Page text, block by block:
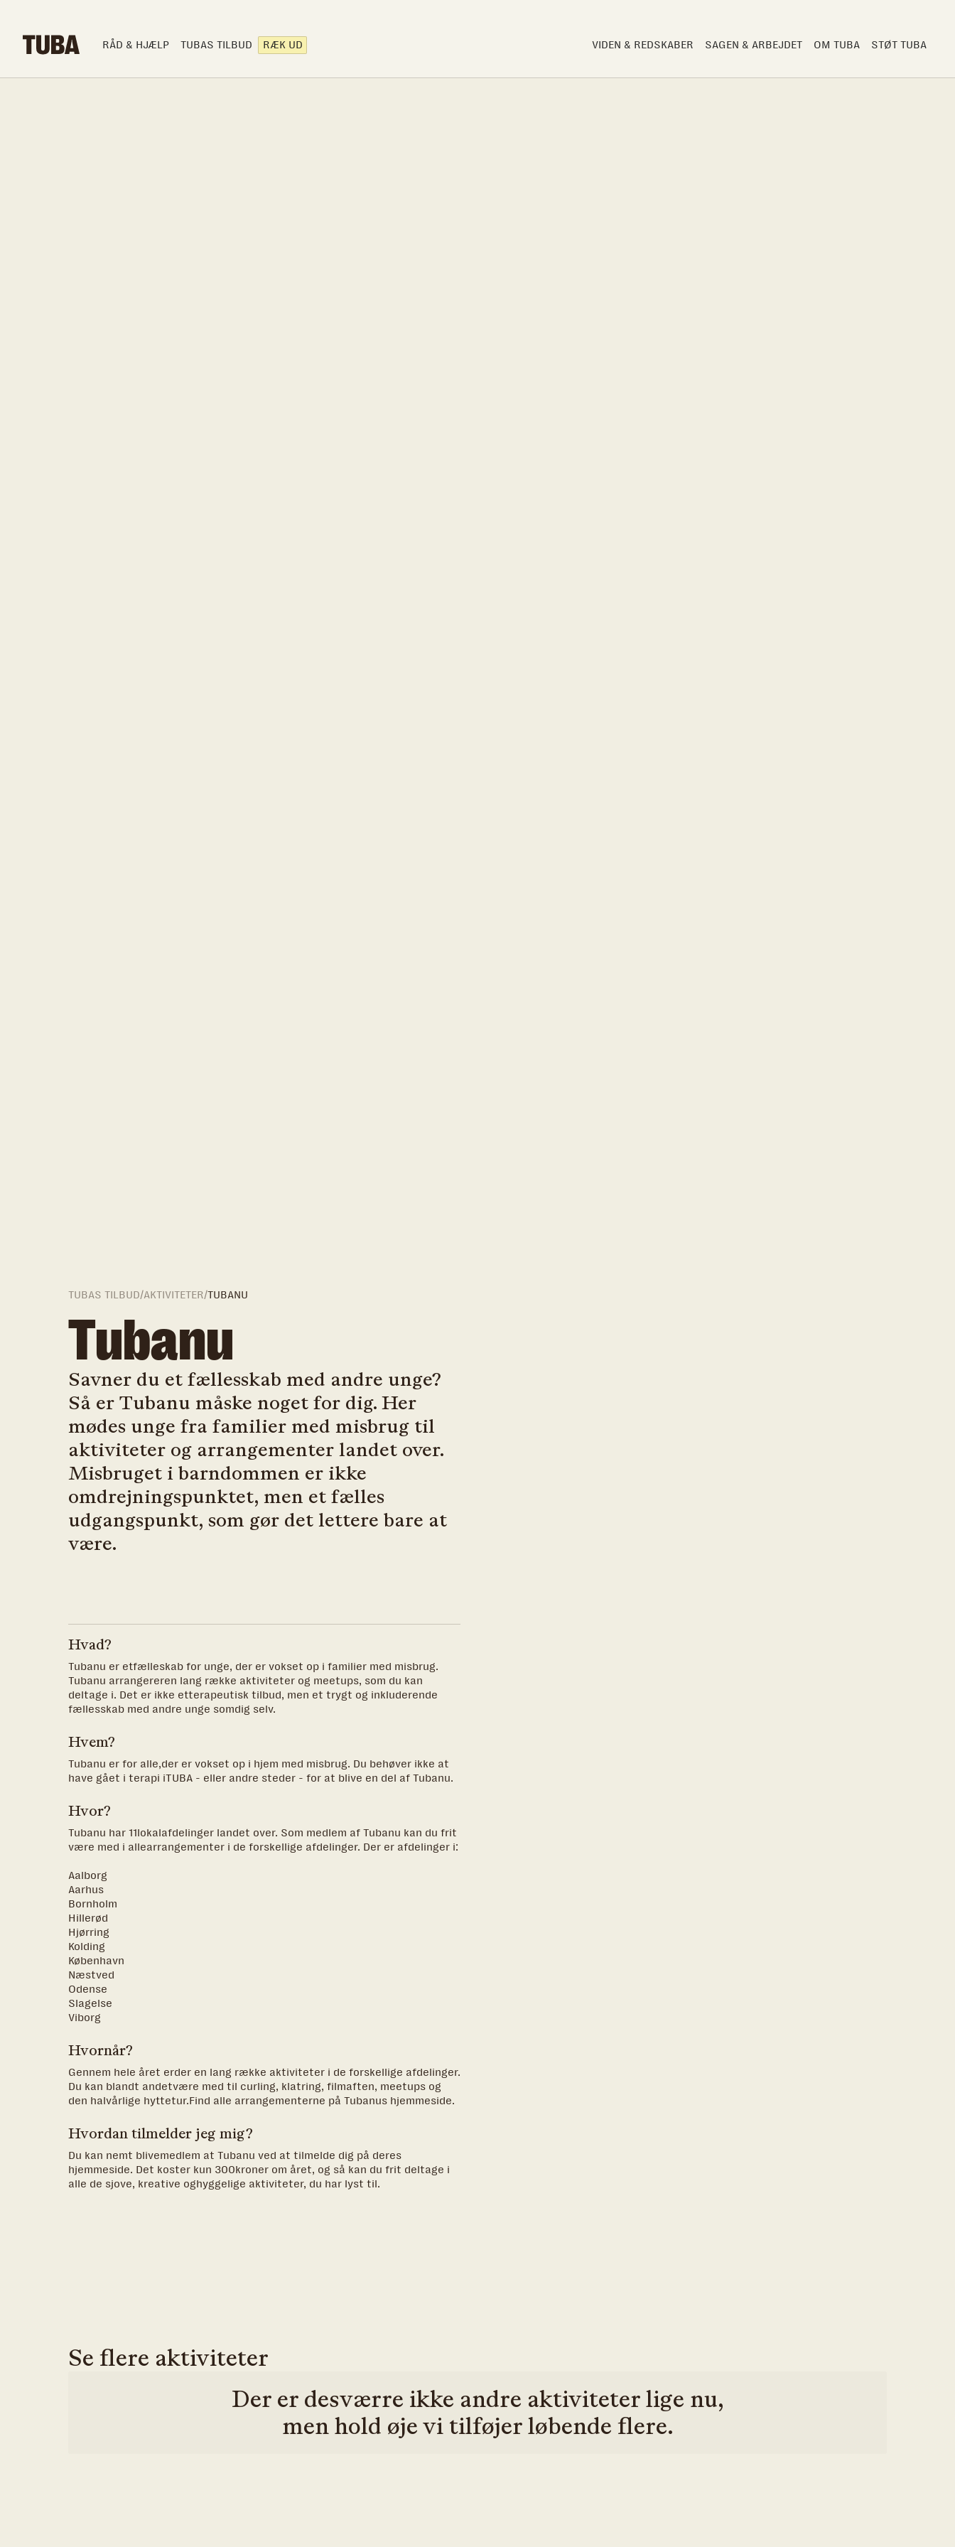
RÅD & HJÆLP TUBAS TILBUD RÆK UD VIDEN & REDSKABER SAGEN & ARBEJDET OM TUBA STØT TUBA
TUBAS TILBUD/AKTIVITETER/TUBANU
Tubanu
Savner du et fællesskab med andre unge?
Så er Tubanu måske noget for dig. Her
mødes unge fra familier med misbrug til
aktiviteter og arrangementer landet over.
Misbruget i barndommen er ikke
omdrejningspunktet, men et fælles
udgangspunkt, som gør det lettere bare at
være.
Hvad?
Tubanu er etfælleskab for unge, der er vokset op i familier med misbrug.
Tubanu arrangereren lang række aktiviteter og meetups, som du kan
deltage i. Det er ikke etterapeutisk tilbud, men et trygt og inkluderende
fællesskab med andre unge somdig selv.
Hvem?
Tubanu er for alle,der er vokset op i hjem med misbrug. Du behøver ikke at
have gået i terapi iTUBA - eller andre steder - for at blive en del af Tubanu.
Hvor?
Tubanu har 11lokalafdelinger landet over. Som medlem af Tubanu kan du frit
være med i allearrangementer i de forskellige afdelinger. Der er afdelinger i:
Aalborg
Aarhus
Bornholm
Hillerød
Hjørring
Kolding
København
Næstved
Odense
Slagelse
Viborg
Hvornår?
Gennem hele året erder en lang række aktiviteter i de forskellige afdelinger.
Du kan blandt andetvære med til curling, klatring, filmaften, meetups og
den halvårlige hyttetur.Find alle arrangementerne på Tubanus hjemmeside.
Hvordan tilmelder jeg mig?
Du kan nemt blivemedlem at Tubanu ved at tilmelde dig på deres
hjemmeside. Det koster kun 300kroner om året, og så kan du frit deltage i
alle de sjove, kreative oghyggelige aktiviteter, du har lyst til.
Se flere aktiviteter
Der er desværre ikke andre aktiviteter lige nu,
men hold øje vi tilføjer løbende flere.